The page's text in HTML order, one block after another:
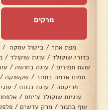
מרקים
מפת אתר / ביטול עסקה /
כדורי שוקולד / עוגת שוקולד /
עוגת תפוזים / עוגה בחושה /
תפוח אדמה בתנור / שקשוקה /
פריקסה / עוגת בננות /
עוגיות שוקולד צ׳יפס /
עוף בתנור / מרק עדשים /